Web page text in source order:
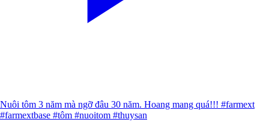
Nuôi tôm 3 năm mà ngỡ đâu 30 năm. Hoang mang quá!!! #farmext
#farmextbase #tôm #nuoitom #thuysan